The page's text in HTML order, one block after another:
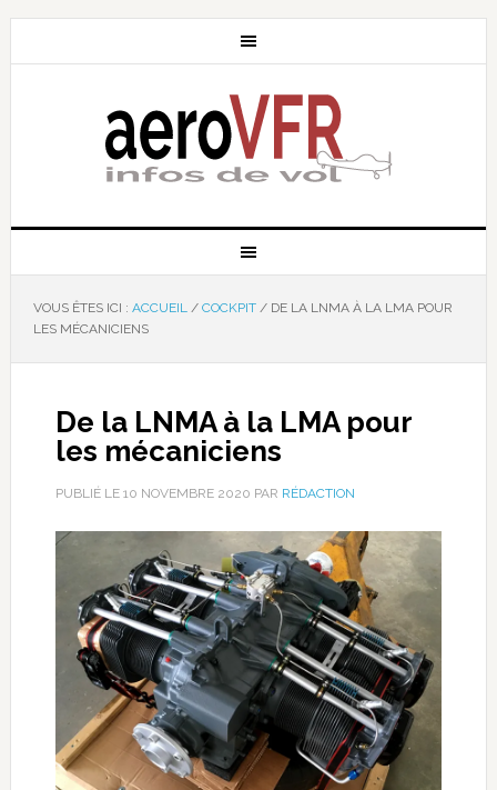
VOUS ÊTES ICI : ACCUEIL / COCKPIT /DE LA LNMA À LA LMA POUR
LES MÉCANICIENS
De la LNMA à la LMA pour
les mécaniciens
PUBLIÉ LE 10 NOVEMBRE 2020 PAR RÉDACTION